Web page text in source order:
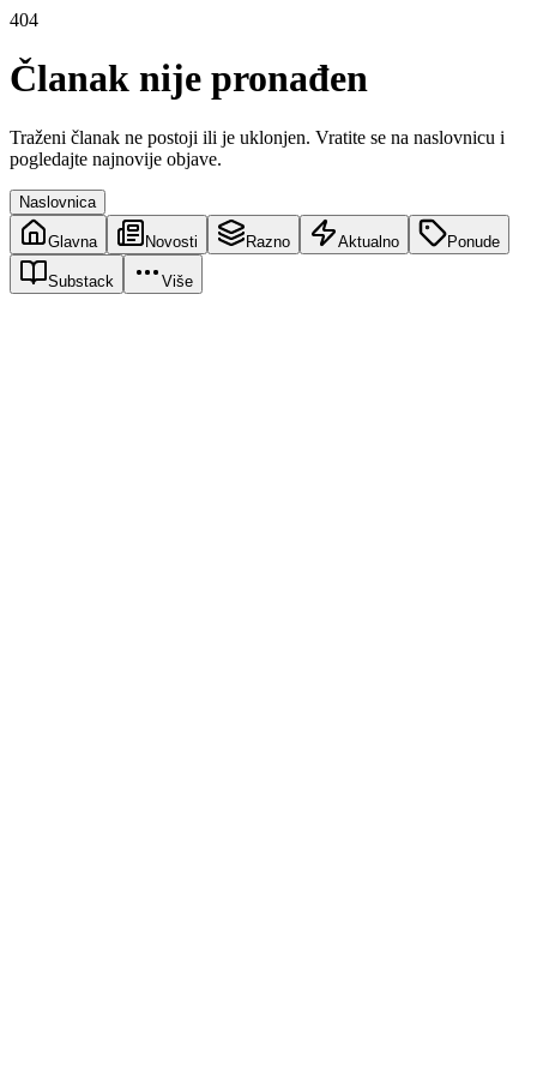
404
Članak nije pronađen
Traženi članak ne postoji ili je uklonjen. Vratite se na naslovnicu i
pogledajte najnovije objave.
Naslovnica
Glavna Novosti Razno Aktualno Ponude
Substack Više